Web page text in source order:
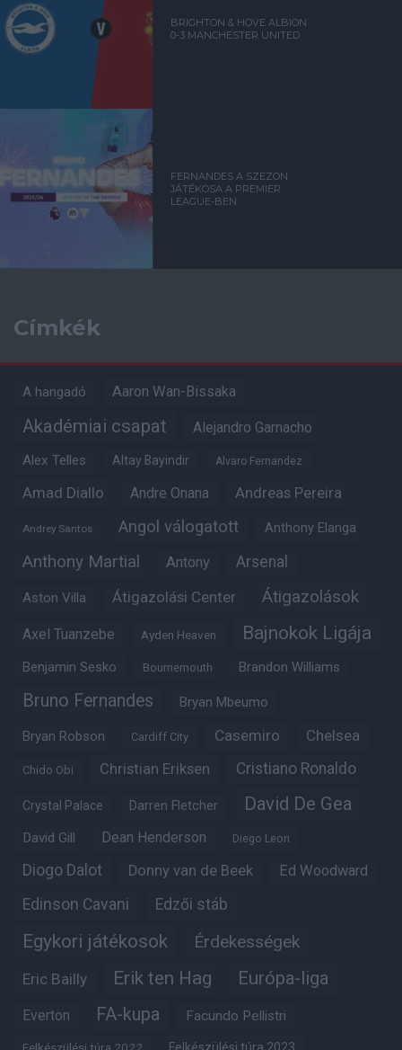
BRIGHTON & HOVE ALBION
0-3 MANCHESTER UNITED
FERNANDES A SZEZON
JÁTÉKOSA A PREMIER
LEAGUE-BEN
Címkék
A hangadó Aaron Wan-Bissaka
Akadémiai csapat Alejandro Garnacho
Alex Telles Altay Bayindir Alvaro Fernandez
Amad Diallo Andre Onana Andreas Pereira
Andrey Santos Angol válogatott Anthony Elanga
Anthony Martial Antony Arsenal
Aston Villa Átigazolási Center Átigazolások
Axel Tuanzebe Ayden Heaven Bajnokok Ligája
Benjamin Sesko Bournemouth Brandon Williams
Bruno Fernandes Bryan Mbeumo
Bryan Robson Cardiff City Casemiro Chelsea
Chido Obi Christian Eriksen Cristiano Ronaldo
Crystal Palace Darren Fletcher David De Gea
David Gill Dean Henderson Diego Leon
Diogo Dalot Donny van de Beek Ed Woodward
Edinson Cavani Edzői stáb
Egykori játékosok Érdekességek
Eric Bailly Erik ten Hag Európa-liga
Everton FA-kupa Facundo Pellistri